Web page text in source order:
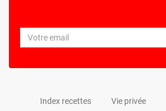
Index recettes Vie privée